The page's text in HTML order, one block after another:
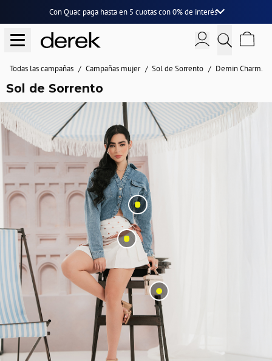
Con Quac paga hasta en 5 cuotascon0% de interés
Todas las campañas Campañas mujer Sol de Sorrento Demin Charm
Sol de Sorrento